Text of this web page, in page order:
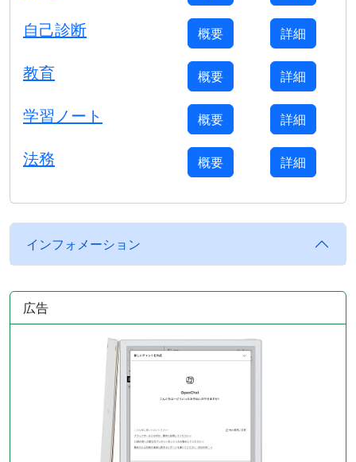
自己診断 概要 詳細
教育 概要 詳細
学習ノート 概要 詳細
法務 概要 詳細
インフォメーション
広告